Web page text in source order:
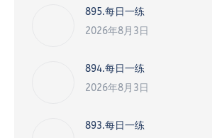
895.每日一练
2026年8月3日
894.每日一练
2026年8月3日
893.每日一练